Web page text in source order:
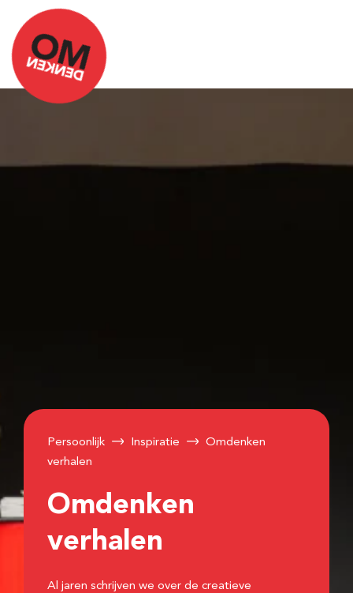
Persoonlijk Inspiratie
Omdenken
verhalen
Omdenken
verhalen
Al jaren schrijven we over de creatieve